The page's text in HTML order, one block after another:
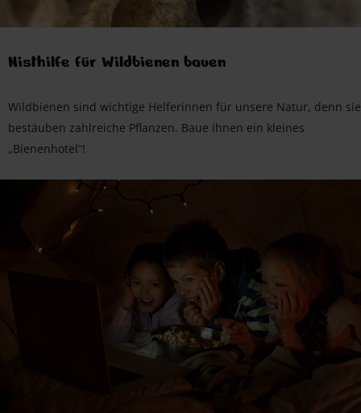
Nisthilfe für Wildbienen bauen
Wildbienen sind wichtige Helferinnen für unsere Natur, denn sie
bestäuben zahlreiche Pflanzen. Baue ihnen ein kleines
„Bienenhotel“!